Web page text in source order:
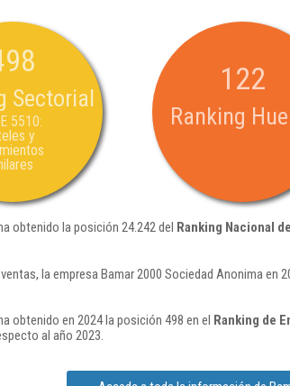
Sectorial
5510:
y
122
Ranking
obtenido la posición 24.242 del Ranking Nacional
la empresa Bamar 2000 Sociedad Anonima
obtenido en 2024 la posición 498 en el Ranking de
al año 2023.